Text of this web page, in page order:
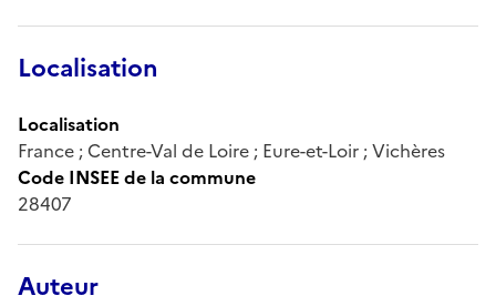
Localisation
Localisation
France ; Centre-Val de Loire ; Eure-et-Loir ; Vichères
Code INSEE de la commune
28407
Auteur